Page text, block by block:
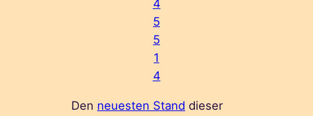
4
5
5
1
4
Den neuesten Stand dieser